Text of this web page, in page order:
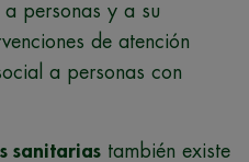
a personas y a su
de atención
a personas con
sanitarias también existe